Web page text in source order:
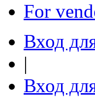
For
Вход
|
Вход